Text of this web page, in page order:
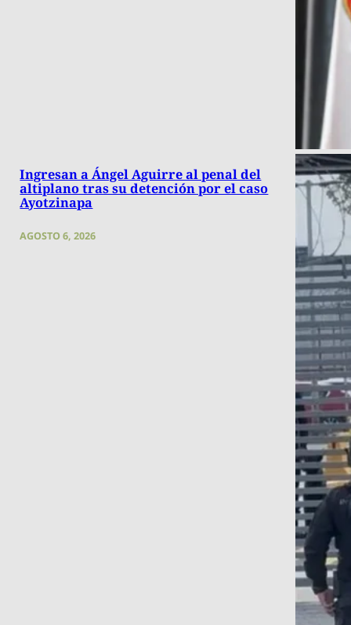
Ingresan a Ángel Aguirre al penal del
altiplano tras su detención por el caso
Ayotzinapa
AGOSTO 6, 2026